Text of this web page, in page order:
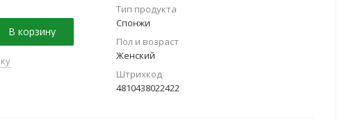
В корзину
Тип продукта
Спонжи
Пол и возраст
Женский
Штрихкод
4810438022422